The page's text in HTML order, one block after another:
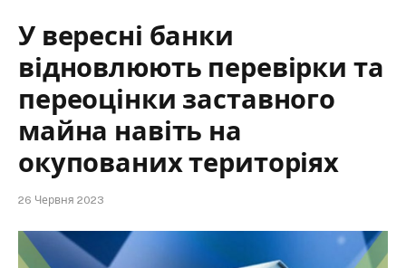
У вересні банки
відновлюють перевірки та
переоцінки заставного
майна навіть на
окупованих територіях
26 Червня 2023